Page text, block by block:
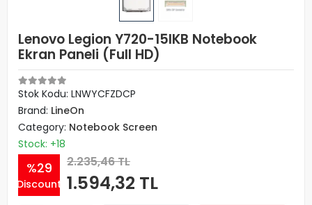
Lenovo Legion Y720-15IKB Notebook
Ekran Paneli (Full HD)
Stok Kodu: LNWYCFZDCP
Brand: LineOn
Category: Notebook Screen
Stock: +18
%29
Discount
2.235,46 TL
1.594,32 TL